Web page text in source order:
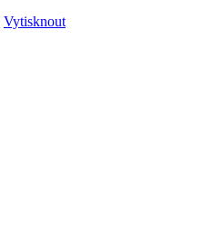
Vytisknout